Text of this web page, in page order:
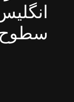
سطوح